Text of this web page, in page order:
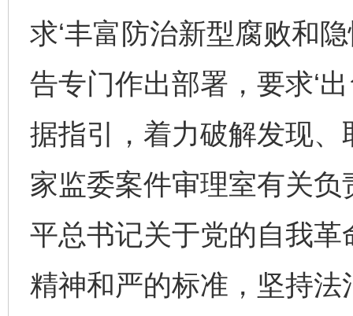
求‘丰富防治新型腐败和
告专门作出部署，要求‘
据指引，着力破解发现、
家监委案件审理室有关
平总书记关于党的自我
精神和严的标准，坚持